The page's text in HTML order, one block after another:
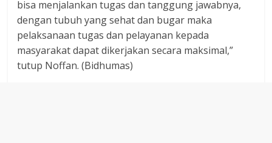
bisa menjalankan tugas dan tanggung jawabnya,
dengan tubuh yang sehat dan bugar maka
pelaksanaan tugas dan pelayanan kepada
masyarakat dapat dikerjakan secara maksimal,”
tutup Noffan. (Bidhumas)